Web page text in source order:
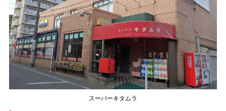
スーパーキタムラ